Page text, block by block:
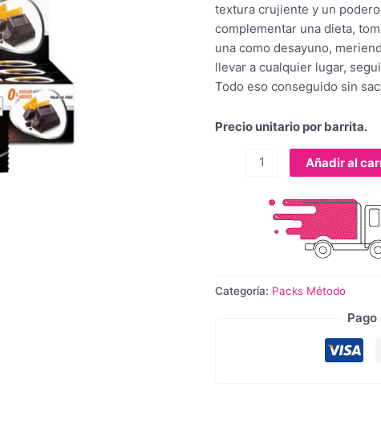
textura crujiente y un
complementar una dieta,
una como desayuno,
llevar a cualquier lugar,
Todo eso conseguido sin
Precio unitario por barrita.
Añadir al
Categoría: Packs Método